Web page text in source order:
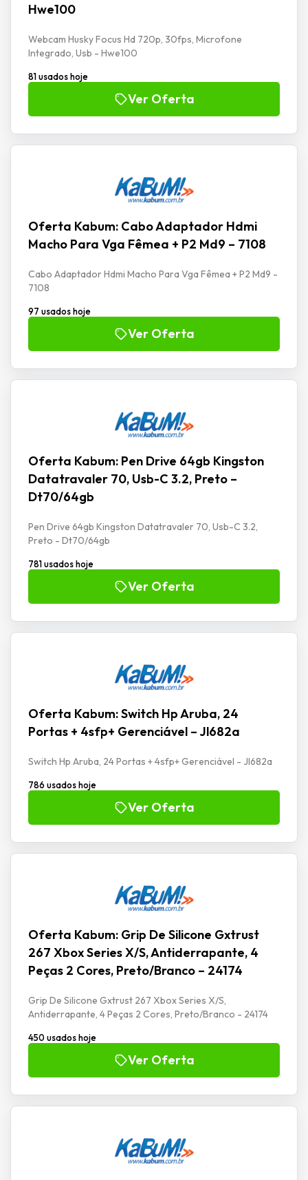
Hwe100
Webcam Husky Focus Hd 720p, 30fps, Microfone
Integrado, Usb - Hwe100
81 usados hoje
Ver Oferta
Oferta Kabum: Cabo Adaptador Hdmi
Macho Para Vga Fêmea + P2 Md9 – 7108
Cabo Adaptador Hdmi Macho Para Vga Fêmea + P2 Md9 -
7108
97 usados hoje
Ver Oferta
Oferta Kabum: Pen Drive 64gb Kingston
Datatravaler 70, Usb-C 3.2, Preto –
Dt70/64gb
Pen Drive 64gb Kingston Datatravaler 70, Usb-C 3.2,
Preto - Dt70/64gb
781 usados hoje
Ver Oferta
Oferta Kabum: Switch Hp Aruba, 24
Portas + 4sfp+ Gerenciável – Jl682a
Switch Hp Aruba, 24 Portas + 4sfp+ Gerenciável - Jl682a
786 usados hoje
Ver Oferta
Oferta Kabum: Grip De Silicone Gxtrust
267 Xbox Series X/S, Antiderrapante, 4
Peças 2 Cores, Preto/Branco – 24174
Grip De Silicone Gxtrust 267 Xbox Series X/S,
Antiderrapante, 4 Peças 2 Cores, Preto/Branco - 24174
450 usados hoje
Ver Oferta